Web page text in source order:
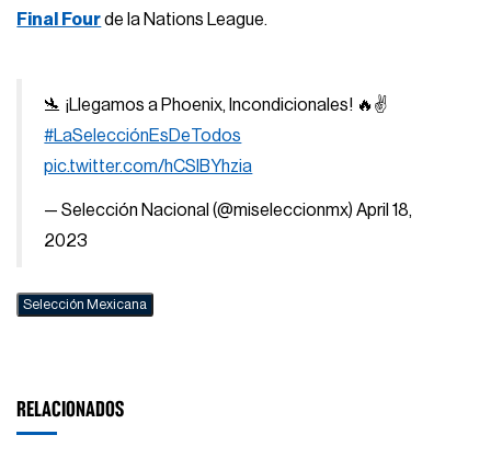
Final Fourde la Nations League.
🛬 ¡Llegamos a Phoenix, Incondicionales! 🔥✌️
#LaSelecciónEsDeTodos
pic.twitter.com/hCSlBYhzia
— Selección Nacional (@miseleccionmx)April 18,
2023
Selección Mexicana
RELACIONADOS